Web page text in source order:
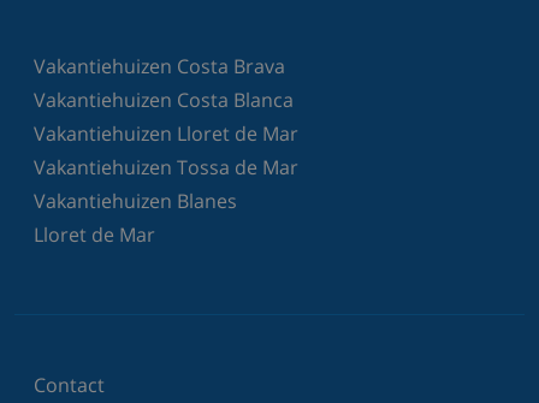
Vakantiehuizen Costa Brava
Vakantiehuizen Costa Blanca
Vakantiehuizen Lloret de Mar
Vakantiehuizen Tossa de Mar
Vakantiehuizen Blanes
Lloret de Mar
Contact